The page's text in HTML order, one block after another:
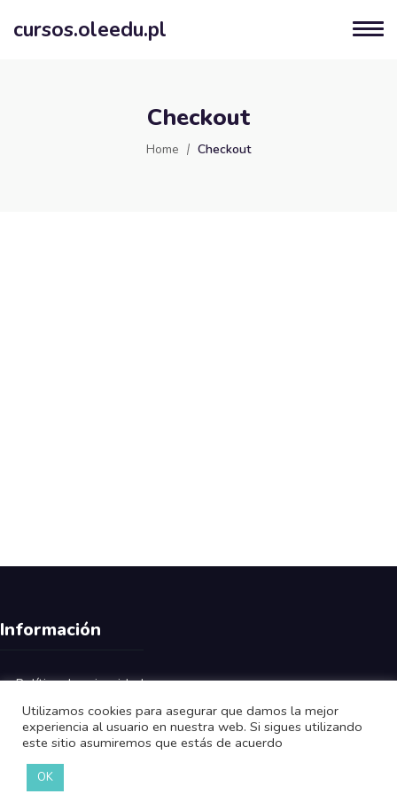
cursos.oleedu.pl
Checkout
Home Checkout
Información
Política de privacidad
Aviso Legal
Utilizamos cookies para asegurar que damos la mejor
experiencia al usuario en nuestra web. Si sigues utilizando
este sitio asumiremos que estás de acuerdo
OK